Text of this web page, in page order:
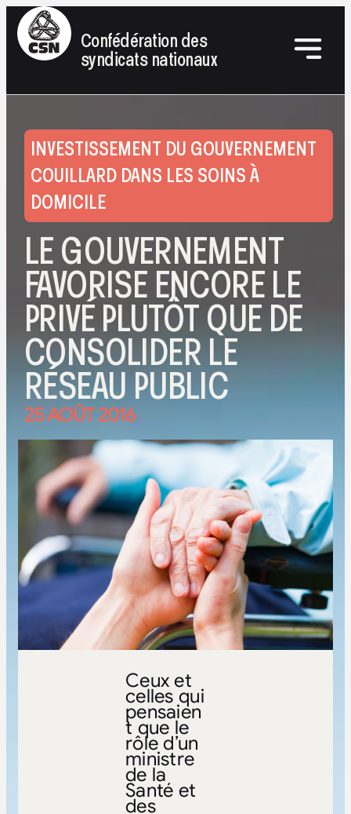
Confédération des
syndicats nationaux
INVESTISSEMENT DU GOUVERNEMENT
COUILLARD DANS LES SOINS À
DOMICILE
LE GOUVERNEMENT
FAVORISE ENCORE LE
PRIVÉ PLUTÔT QUE DE
CONSOLIDER LE
RÉSEAU PUBLIC
25 AOÛT 2016
Ceux et
celles qui
pensaien
t que le
rôle d’un
ministre
de la
Santé et
des